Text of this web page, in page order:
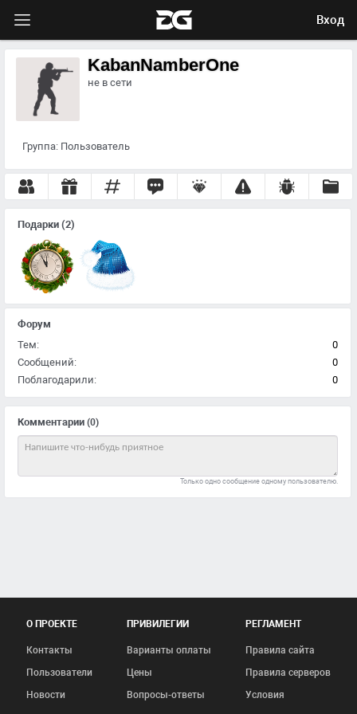
Вход
Группа: Пользователь
KabanNamberOne
не в сети
Комментарии (0)
Только одно сообщение одному пользователю.
Подарки (2)
Форум
Тем:
0
Сообщений:
0
Поблагодарили:
0
О ПРОЕКТЕ
Контакты
Пользователи
Новости
ПРИВИЛЕГИИ
Варианты оплаты
Цены
Вопросы-ответы
РЕГЛАМЕНТ
Правила сайта
Правила серверов
Условия